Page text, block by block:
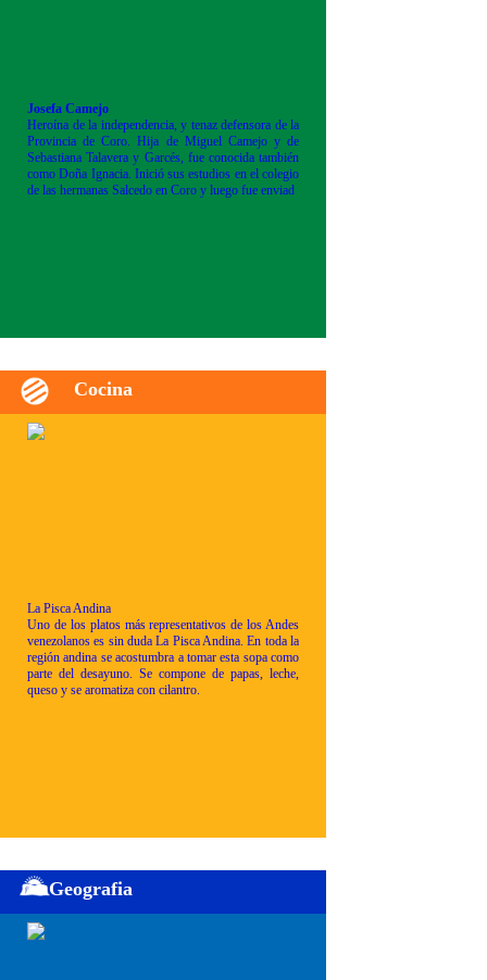
Josefa Camejo
Heroína de la independencia, y tenaz defensora de la
Provincia de Coro. Hija de Miguel Camejo y de
Sebastiana Talavera y Garcés, fue conocida también
como Doña Ignacia. Inició sus estudios en el colegio
de las hermanas Salcedo en Coro y luego fue enviad
Cocina
La Pisca Andina
Uno de los platos más representativos de los Andes
venezolanos es sin duda La Pisca Andina. En toda la
región andina se acostumbra a tomar esta sopa como
parte del desayuno. Se compone de papas, leche,
queso y se aromatiza con cilantro.
Geografia